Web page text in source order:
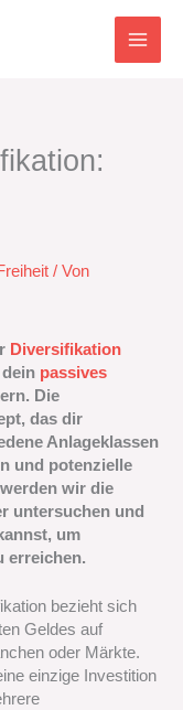
/ Von
Diversifikation
passives
Die
das dir
Anlageklassen
und potenzielle
wir die
untersuchen und
um
erreichen.
bezieht sich
Geldes auf
oder Märkte.
einzige Investition